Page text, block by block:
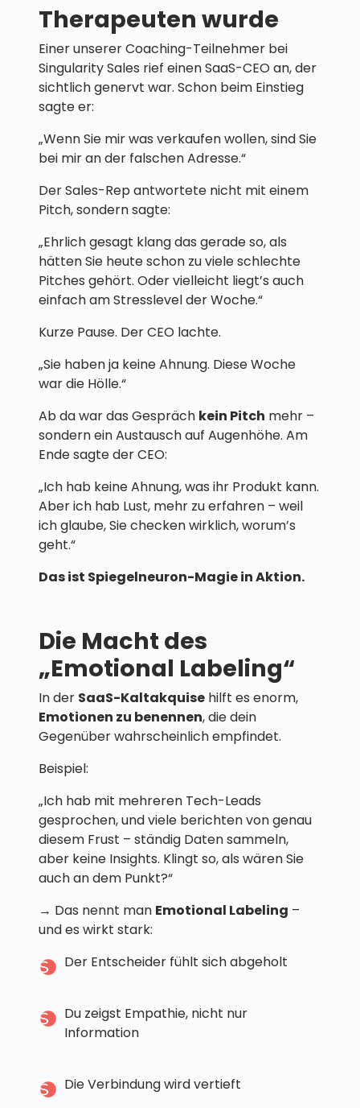
Therapeuten wurde
Einer unserer Coaching-Teilnehmer bei
Singularity Sales rief einen SaaS-CEO an, der
sichtlich genervt war. Schon beim Einstieg
sagte er:
„Wenn Sie mir was verkaufen wollen, sind Sie
bei mir an der falschen Adresse.“
Der Sales-Rep antwortete nicht mit einem
Pitch, sondern sagte:
„Ehrlich gesagt klang das gerade so, als
hätten Sie heute schon zu viele schlechte
Pitches gehört. Oder vielleicht liegt’s auch
einfach am Stresslevel der Woche.“
Kurze Pause. Der CEO lachte.
„Sie haben ja keine Ahnung. Diese Woche
war die Hölle.“
Ab da war das Gespräch kein Pitch mehr –
sondern ein Austausch auf Augenhöhe. Am
Ende sagte der CEO:
„Ich hab keine Ahnung, was ihr Produkt kann.
Aber ich hab Lust, mehr zu erfahren – weil
ich glaube, Sie checken wirklich, worum’s
geht.“
Das ist Spiegelneuron-Magie in Aktion.
Die Macht des
„Emotional Labeling“
In der SaaS-Kaltakquise hilft es enorm,
Emotionen zu benennen, die dein
Gegenüber wahrscheinlich empfindet.
Beispiel:
„Ich hab mit mehreren Tech-Leads
gesprochen, und viele berichten von genau
diesem Frust – ständig Daten sammeln,
aber keine Insights. Klingt so, als wären Sie
auch an dem Punkt?“
→ Das nennt man Emotional Labeling –
und es wirkt stark:
Der Entscheider fühlt sich abgeholt
Du zeigst Empathie, nicht nur
Information
Die Verbindung wird vertieft